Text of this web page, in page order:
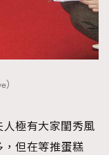
極有大家閨秀風
但在等推蛋糕